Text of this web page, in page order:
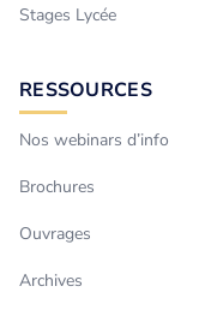
Stages Lycée
RESSOURCES
Nos webinars d’info
Brochures
Ouvrages
Archives